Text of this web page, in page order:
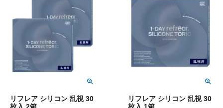
リフレア シリコン 乱視 30
枚入 2箱
リフレア シリコン 乱視 30
枚入 1箱